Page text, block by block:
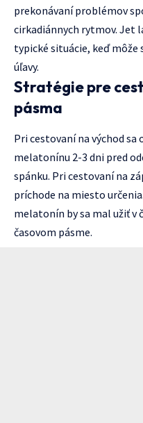
prekonávaní problémov
cirkadiánnych rytmov. Jet
typické situácie, keď
úľavy.
Stratégie pre
pásma
Pri cestovaní na východ sa
melatonínu 2-3 dni pred
spánku. Pri cestovaní na
príchode na miesto určenia.
melatonín by sa mal užiť v
časovom pásme.